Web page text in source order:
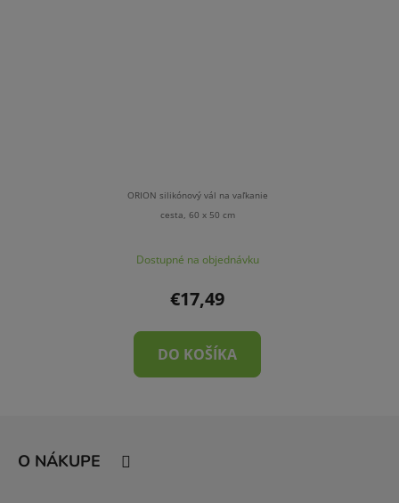
ORION silikónový vál na vaľkanie
cesta, 60 x 50 cm
Dostupné na objednávku
€17,49
DO KOŠÍKA
O NÁKUPE